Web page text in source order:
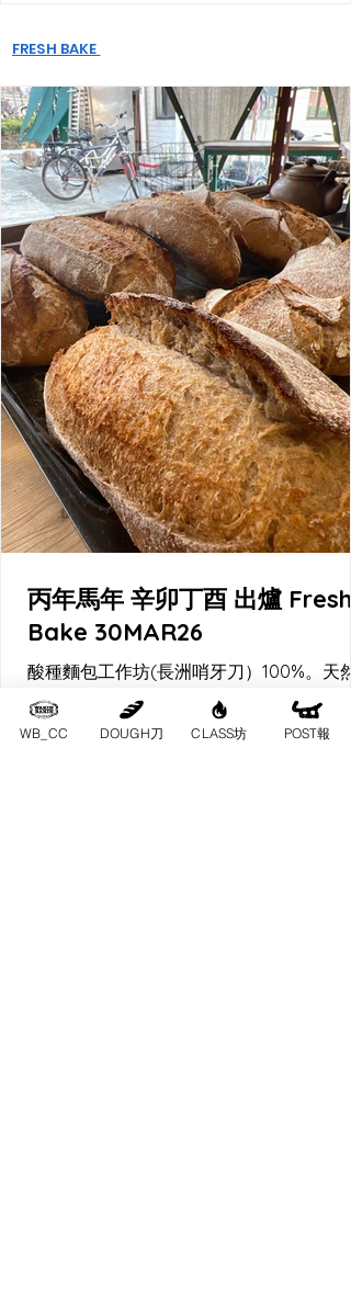
FRESH BAKE
丙年馬年 辛卯丁酉 出爐 Fresh
Bake 30MAR26
酸種麵包工作坊(長洲哨牙刀）100%。天然
母酸種麵包。
WB_CC DOUGH刀 CLASS坊 POST報